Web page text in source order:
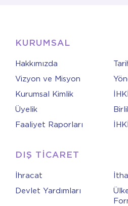
KURUMSAL
Hakkımızda
Vizyon ve Misyon
Kurumsal Kimlik
Üyelik
Faaliyet Raporları
DIŞ TİCARET
İhracat
Devlet Yardımları